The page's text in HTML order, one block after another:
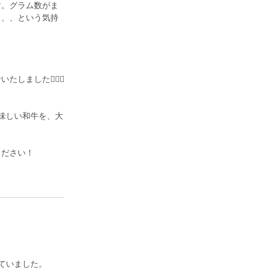
グラム数がま
、という気持
たしました🙇🏻‍♀️
しい和牛を、大
さい！
ました。